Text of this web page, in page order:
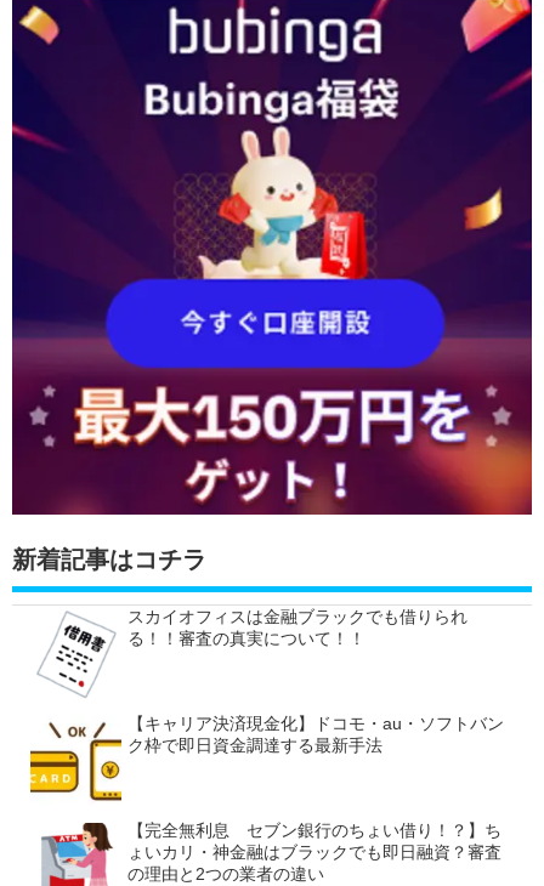
新着記事はコチラ
スカイオフィスは金融ブラックでも借りられ
る！！審査の真実について！！
【キャリア決済現金化】ドコモ・au・ソフトバン
ク枠で即日資金調達する最新手法
【完全無利息 セブン銀行のちょい借り！？】ち
ょいカリ・神金融はブラックでも即日融資？審査
の理由と2つの業者の違い